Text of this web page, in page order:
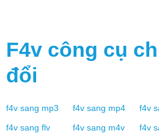
F4v công cụ
đổi
f4v sang mp3 f4v sang mp4 f4v
f4v sang flv f4v sang m4v f4v